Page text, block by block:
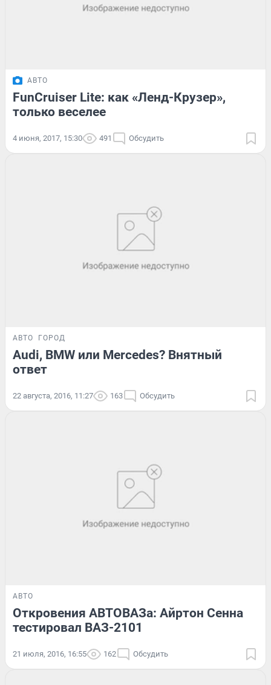
АВТО
FunCruiser Lite: как «Ленд-Крузер»,
только веселее
4 июня, 2017, 15:30 491 Обсудить
АВТО ГОРОД
Audi, BMW или Mercedes? Внятный
ответ
22 августа, 2016, 11:27 163 Обсудить
АВТО
Откровения АВТОВАЗа: Айртон Сенна
тестировал ВАЗ-2101
21 июля, 2016, 16:55 162 Обсудить